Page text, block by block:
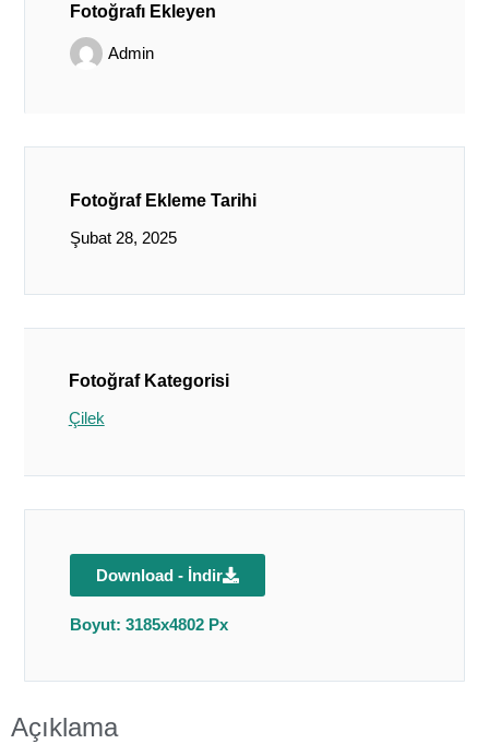
Fotoğrafı Ekleyen
Admin
Fotoğraf Ekleme Tarihi
Şubat 28, 2025
Fotoğraf Kategorisi
Çilek
Download - İndir
Boyut: 3185x4802 Px
Açıklama